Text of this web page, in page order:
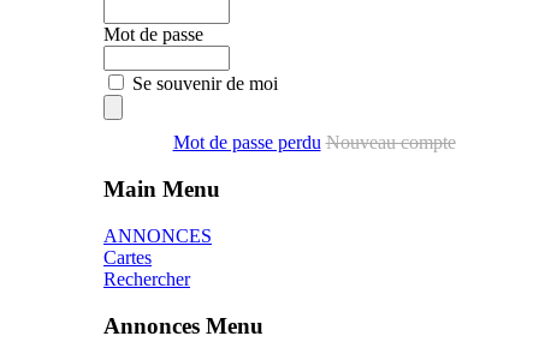
Mot de passe
Se souvenir de moi
Mot de passe perdu Nouveau compte
Main Menu
ANNONCES
Cartes
Rechercher
Annonces Menu